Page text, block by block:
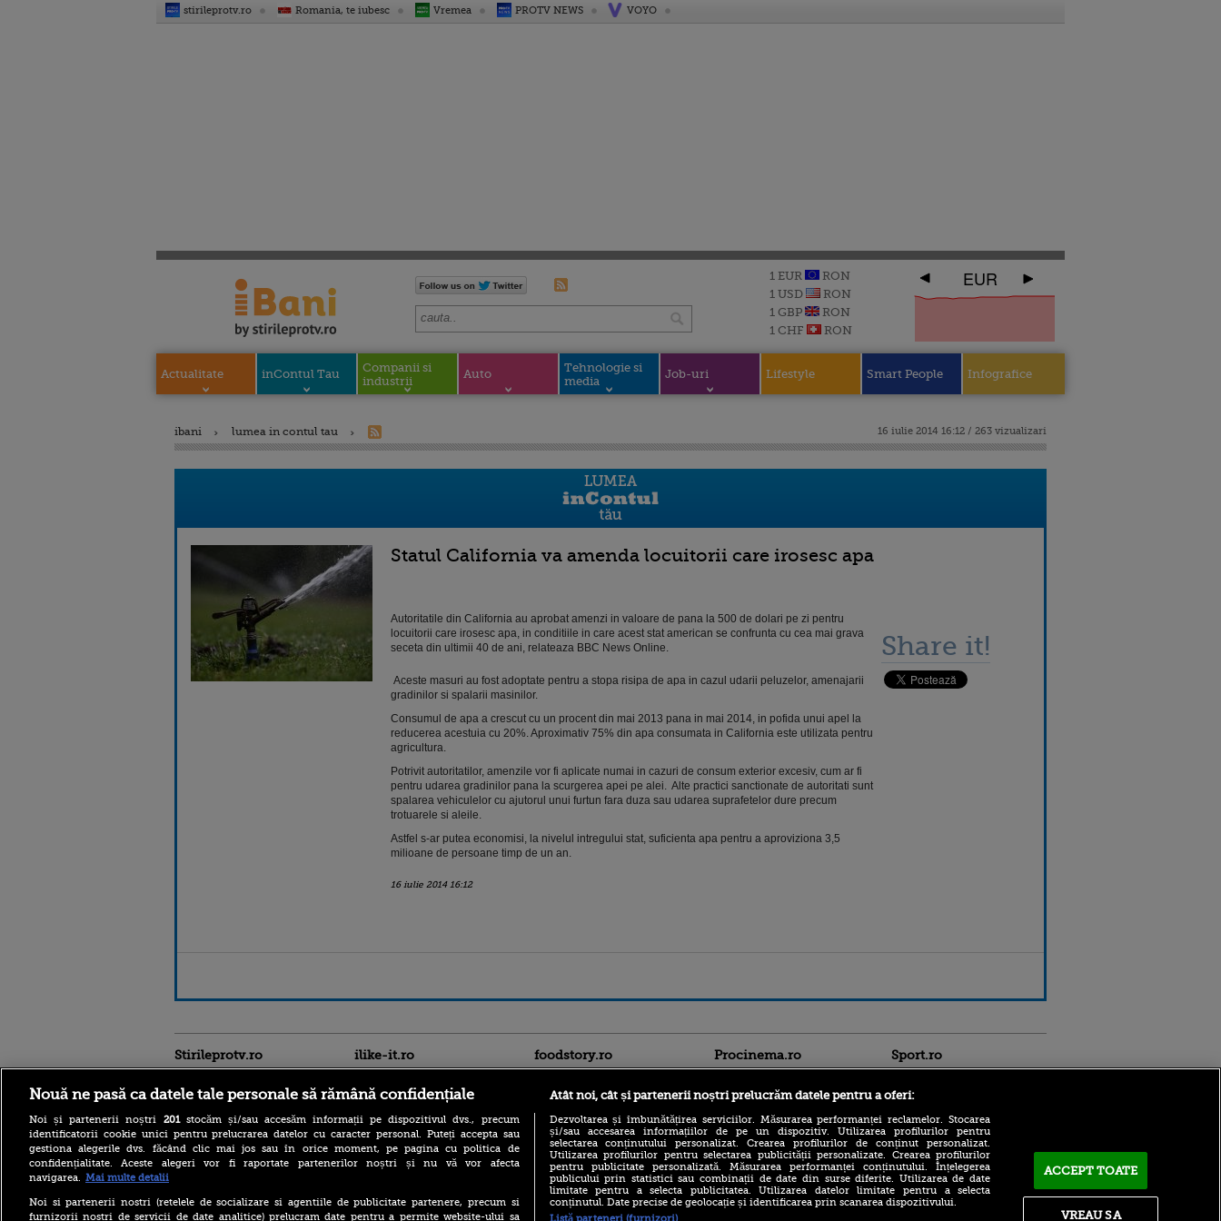
stirileprotv.ro Romania, te iubesc Vremea PROTV NEWS VOYO
1 EUR
RON
1 USD
RON
1 GBP
RON
1 CHF
RON
EUR
Actualitate inContul Tau
Companii si
industrii
Auto
Tehnologie si
media
Job-uri Lifestyle Smart People Infografice
ibani lumea in contul tau 16 iulie 2014 16:12 / 263 vizualizari
Statul California va amenda locuitorii care irosesc apa
Autoritatile din California au aprobat amenzi in valoare de pana la 500 de dolari pe zi pentru
locuitorii care irosesc apa, in conditiile in care acest stat american se confrunta cu cea mai grava
seceta din ultimii 40 de ani, relateaza BBC News Online.
Aceste masuri au fost adoptate pentru a stopa risipa de apa in cazul udarii peluzelor, amenajarii
gradinilor si spalarii masinilor.
Consumul de apa a crescut cu un procent din mai 2013 pana in mai 2014, in pofida unui apel la
reducerea acestuia cu 20%. Aproximativ 75% din apa consumata in California este utilizata pentru
agricultura.
Potrivit autoritatilor, amenzile vor fi aplicate numai in cazuri de consum exterior excesiv, cum ar fi
pentru udarea gradinilor pana la scurgerea apei pe alei. Alte practici sanctionate de autoritati sunt
spalarea vehiculelor cu ajutorul unui furtun fara duza sau udarea suprafetelor dure precum
trotuarele si aleile.
Astfel s-ar putea economisi, la nivelul intregului stat, suficienta apa pentru a aproviziona 3,5
milioane de persoane timp de un an.
16 iulie 2014 16:12
Share it!
Stirileprotv.ro
Care este mâncarea
ilike-it.ro foodstory.ro
(P) Descoperă Lumea
Evenimentelor din România
cu Transilvania Events!
Procinema.ro
Banditul zburător, cel mai
prolific spărgător de bănci
Sport.ro
A antrenat un "wonderkid" și
crede că pretendenta la titlu
a dat lovitura: "Fotbalist
cum căutăm și nu găsim!"
Nouă ne pasă ca datele tale personale să rămână confidențiale
Noi și partenerii noștri 201stocăm și/sau accesăm informații pe dispozitivul dvs., precum
identificatorii cookie unici pentru prelucrarea datelor cu caracter personal. Puteți accepta sau
gestiona alegerile dvs. făcând clic mai jos sau în orice moment, pe pagina cu politica de
confidențialitate. Aceste alegeri vor fi raportate partenerilor noștri și nu vă vor afecta
navigarea. Mai multe detalii
Noi si partenerii nostri (retelele de socializare si agentiile de publicitate partenere, precum si
furnizorii nostri de servicii de date analitice) prelucram date pentru a permite website-ului sa
Atât noi, cât și partenerii noștri prelucrăm datele pentru a oferi:
Dezvoltarea și îmbunătățirea serviciilor. Măsurarea performanței reclamelor. Stocarea
și/sau accesarea informațiilor de pe un dispozitiv. Utilizarea profilurilor pentru
selectarea conținutului personalizat. Crearea profilurilor de conținut personalizat.
Utilizarea profilurilor pentru selectarea publicității personalizate. Crearea profilurilor
pentru publicitate personalizată. Măsurarea performanței conținutului. Înțelegerea
publicului prin statistici sau combinații de date din surse diferite. Utilizarea de date
limitate pentru a selecta publicitatea. Utilizarea datelor limitate pentru a selecta
conținutul. Date precise de geolocație și identificarea prin scanarea dispozitivului.
ACCEPT TOATE
VREAU SA